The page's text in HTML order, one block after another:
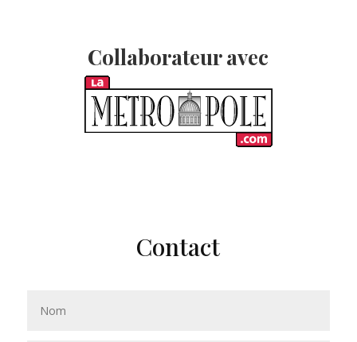
Collaborateur avec
Contact